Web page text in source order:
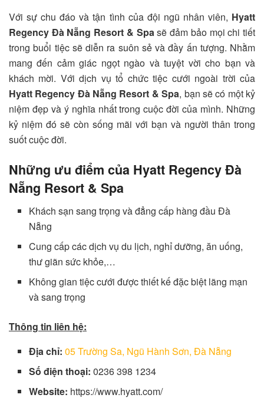
Với sự chu đáo và tận tình của đội ngũ nhân viên, Hyatt
Regency Đà Nẵng Resort & Spasẽ đảm bảo mọi chi tiết
trong buổi tiệc sẽ diễn ra suôn sẻ và đầy ấn tượng. Nhằm
mang đến cảm giác ngọt ngào và tuyệt vời cho bạn và
khách mời. Với dịch vụ tổ chức tiệc cưới ngoài trời của
Hyatt Regency Đà Nẵng Resort & Spa, bạn sẽ có một kỷ
niệm đẹp và ý nghĩa nhất trong cuộc đời của mình. Những
kỷ niệm đó sẽ còn sống mãi với bạn và người thân trong
suốt cuộc đời.
Những ưu điểm của Hyatt Regency Đà
Nẵng Resort & Spa
Khách sạn sang trọng và đẳng cấp hàng đầu Đà
Nẵng
Cung cấp các dịch vụ du lịch, nghỉ dưỡng, ăn uống,
thư giãn sức khỏe,…
Không gian tiệc cưới được thiết kế đặc biệt lãng mạn
và sang trọng
Thông tin liên hệ:
Địa chỉ:05 Trường Sa, Ngũ Hành Sơn, Đà Nẵng
Số điện thoại:0236 398 1234
Website: https://www.hyatt.com/